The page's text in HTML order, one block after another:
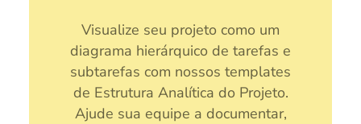
Visualize seu projeto como um
diagrama hierárquico de tarefas e
subtarefas com nossos templates
de Estrutura Analítica do Projeto.
Ajude sua equipe a documentar,